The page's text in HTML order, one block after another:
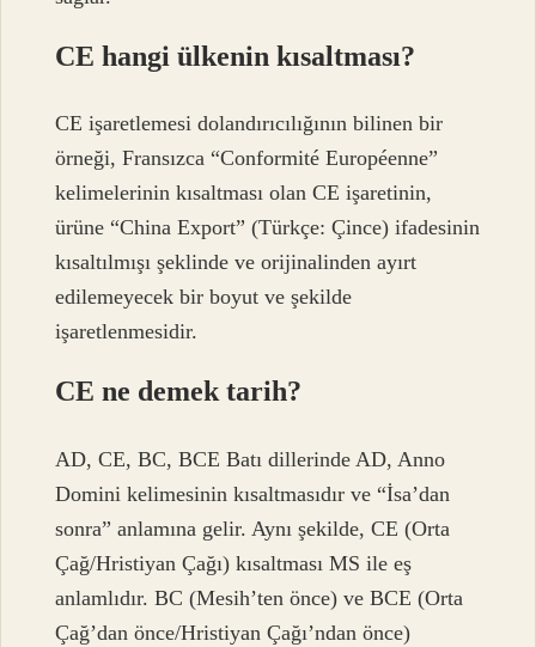
CE hangi ülkenin kısaltması?
CE işaretlemesi dolandırıcılığının bilinen bir
örneği, Fransızca “Conformité Européenne”
kelimelerinin kısaltması olan CE işaretinin,
ürüne “China Export” (Türkçe: Çince) ifadesinin
kısaltılmışı şeklinde ve orijinalinden ayırt
edilemeyecek bir boyut ve şekilde
işaretlenmesidir.
CE ne demek tarih?
AD, CE, BC, BCE Batı dillerinde AD, Anno
Domini kelimesinin kısaltmasıdır ve “İsa’dan
sonra” anlamına gelir. Aynı şekilde, CE (Orta
Çağ/Hristiyan Çağı) kısaltması MS ile eş
anlamlıdır. BC (Mesih’ten önce) ve BCE (Orta
Çağ’dan önce/Hristiyan Çağı’ndan önce)